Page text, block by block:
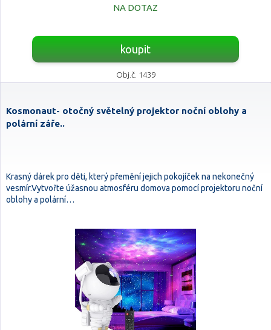
NA DOTAZ
koupit
Obj.č. 1439
Kosmonaut- otočný světelný projektor noční oblohy a
polární záře..
Krasný dárek pro děti, který přemění jejich pokojíček na nekonečný
vesmír.Vytvořte úžasnou atmosféru domova pomocí projektoru noční
oblohy a polární…